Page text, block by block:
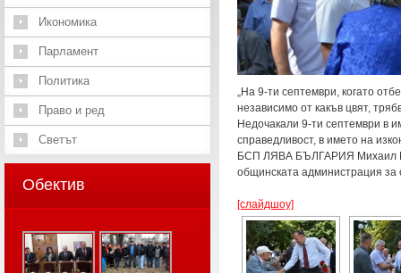
„На 9-ти септември, когато
независимо от какъв цвят,
Недочакали 9-ти септември в
справедливост, в името на
БСП ЛЯВА БЪЛГАРИЯ Михаил
общинската администрация за
[слайдшоу]
Икономика
Парламент
Политика
Право и ред
Светът
Обектив